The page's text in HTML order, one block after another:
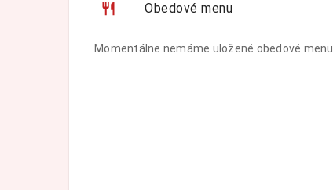
Obedové menu
Momentálne nemáme uložené obedové menu.